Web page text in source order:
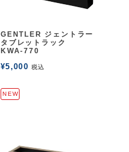
GENTLER ジェントラー
タブレットラック
KWA-770
¥5,000 税込
NEW